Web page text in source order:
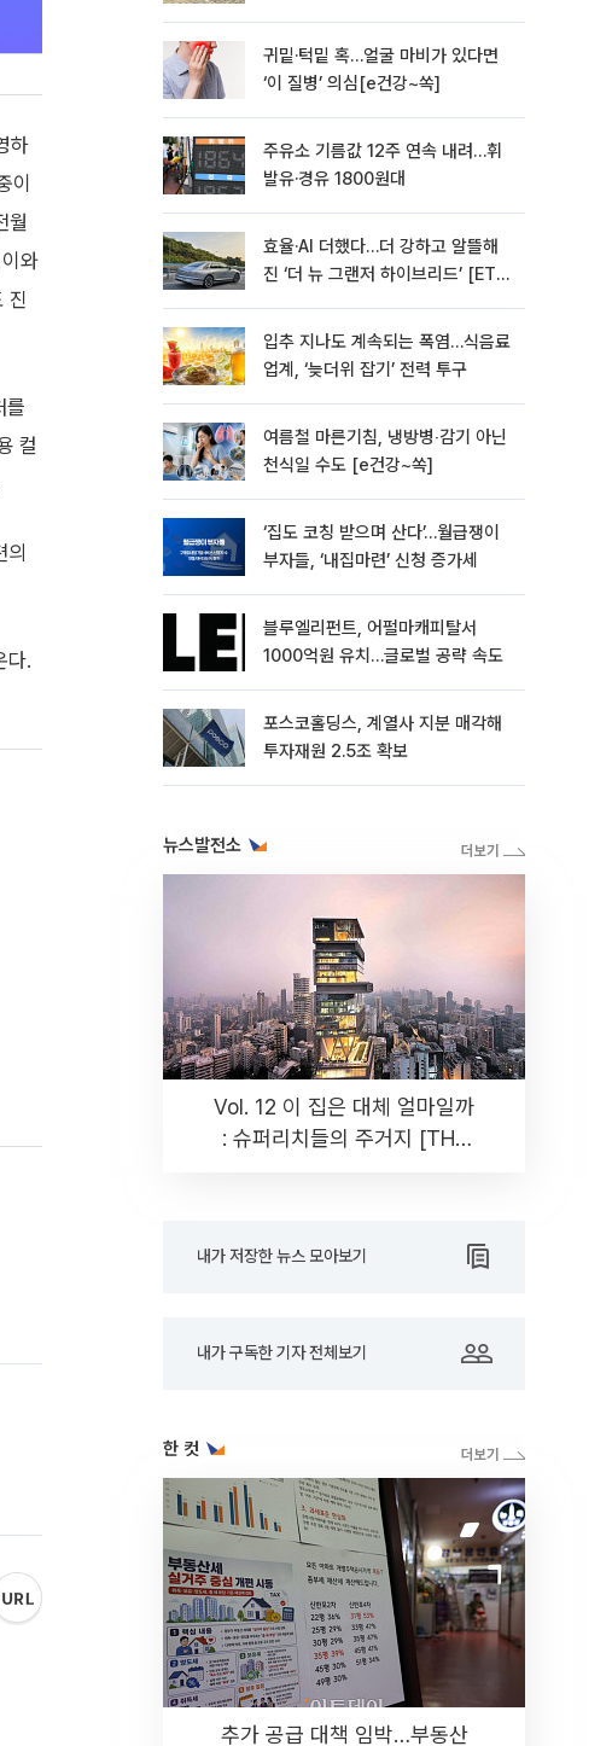
하
이
월
와
진
를
컬
의
다.
귀밑·턱밑 혹…얼굴 마비가 있다면
‘이 질병’ 의심[e건강~쏙]
주유소 기름값 12주 연속 내려…휘
발유·경유 1800원대
효율·AI 더했다…더 강하고 알뜰해
진 ‘더 뉴 그랜저 하이브리드’ [ET의
입추 지나도 계속되는 폭염…식음료
업계, ‘늦더위 잡기’ 전력 투구
여름철 마른기침, 냉방병‧감기 아닌
천식일 수도 [e건강~쏙]
‘집도 코칭 받으며 산다’…월급쟁이
부자들, ‘내집마련’ 신청 증가세
블루엘리펀트, 어펄마캐피탈서
1000억원 유치…글로벌 공략 속도
포스코홀딩스, 계열사 지분 매각해
투자재원 2.5조 확보
뉴스발전소
Vol. 12 이 집은 대체 얼마일까
: 슈퍼리치들의 주거지 [THE
내가 저장한 뉴스 모아보기
내가 구독한 기자 전체보기
한 컷
추가 공급 대책 임박…부동산